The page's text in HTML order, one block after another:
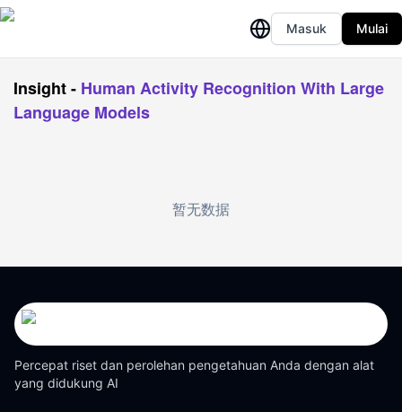
Masuk Mulai
Insight- Human Activity Recognition With Large
Language Models
暂无数据
Percepat riset dan perolehan pengetahuan Anda dengan alat
yang didukung AI